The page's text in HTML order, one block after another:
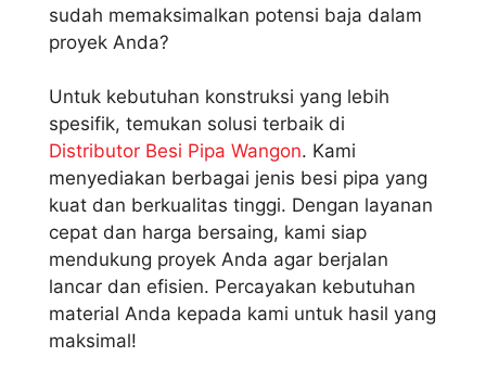
sudah memaksimalkan potensi baja dalam
proyek Anda?
Untuk kebutuhan konstruksi yang lebih
spesifik, temukan solusi terbaik di
Distributor Besi Pipa Wangon. Kami
menyediakan berbagai jenis besi pipa yang
kuat dan berkualitas tinggi. Dengan layanan
cepat dan harga bersaing, kami siap
mendukung proyek Anda agar berjalan
lancar dan efisien. Percayakan kebutuhan
material Anda kepada kami untuk hasil yang
maksimal!